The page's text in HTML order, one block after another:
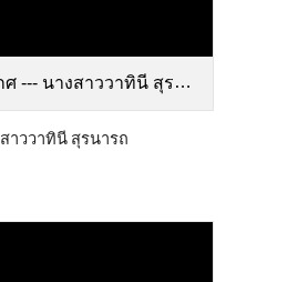
นางสาววาทินี สุรนารถ.pdf
าววาทินี สุรนารถ